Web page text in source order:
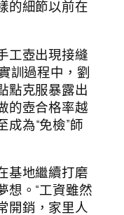
的細節以前在
工壺出現接縫
訓過程中，劉
點克服暴露出
的壺合格率越
成為“免檢”師
基地繼續打磨
想。“工資雖然
開銷，家里人